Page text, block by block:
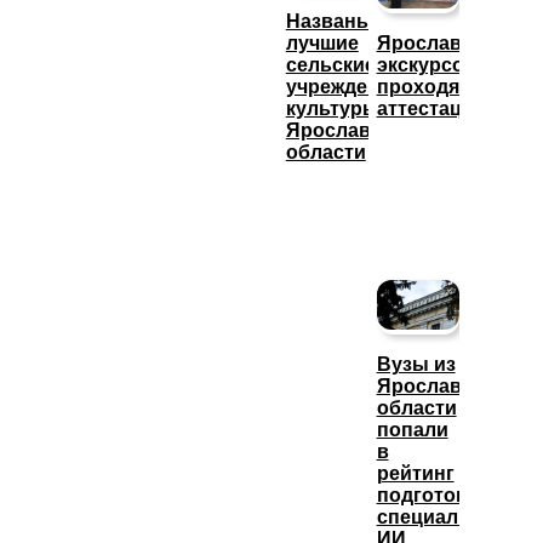
Названы
лучшие
сельские
учреждения
культуры
Ярославской
области
Ярославские
экскурсоводы
проходят
аттестацию
Вузы из
Ярославской
области
попали
в
рейтинг
подготовки
специалистов
ИИ